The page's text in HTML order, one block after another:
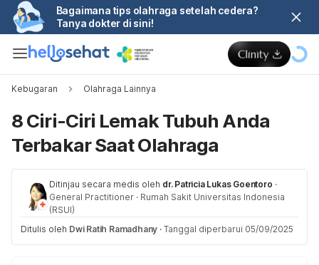
Bagaimana tips olahraga setelah cedera?
Tanya dokter di sini!
Kebugaran Olahraga Lainnya
8 Ciri-Ciri Lemak Tubuh Anda
Terbakar Saat Olahraga
Ditinjau secara medis oleh dr. Patricia Lukas Goentoro ·
General Practitioner · Rumah Sakit Universitas Indonesia
(RSUI)
Ditulis oleh Dwi Ratih Ramadhany · Tanggal diperbarui 05/09/2025